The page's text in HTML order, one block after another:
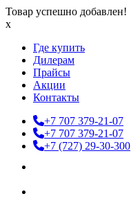
Товар успешно добавлен!
x
Где купить
Дилерам
Прайсы
Акции
Контакты
+7 707 379-21-07
+7 707 379-21-07
+7 (727) 29-30-300